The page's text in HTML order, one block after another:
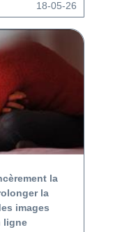
18-05-26
la
la
images
ligne